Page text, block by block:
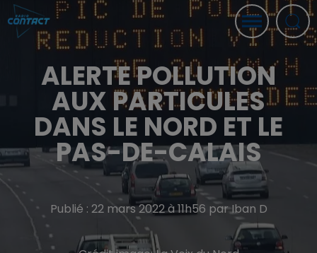
ALERTE POLLUTION
AUX PARTICULES
DANS LE NORD ET LE
PAS-DE-CALAIS
Publié : 22 mars 2022 à 11h56 par Iban D